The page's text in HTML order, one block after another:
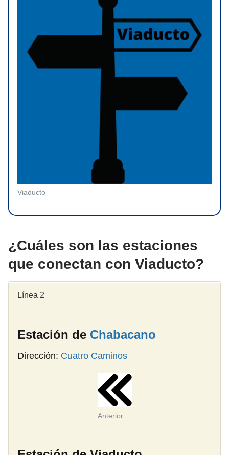
Viaducto
¿Cuáles son las estaciones
que conectan con Viaducto?
Línea 2
Estación de Chabacano
Dirección: Cuatro Caminos
Anterior